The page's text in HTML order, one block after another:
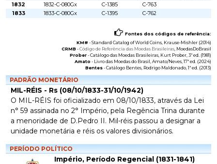
1832 1832-C-080Gx C-1385
C-763
1833
1833-C-080Gx C-1395 C-762
Fontes dos códigos de referência:
KM# -Standard Catalog of World Coins , Krause-Mishler (2014)
CRMB -Código de Referência das Moedas Brasileiras , MoedasDoBrasil
Prober-Catálogo das Moedas Brasileiras , Kurt Prober, 3ª ed. (1981)
Amato - Livro das Moedas do Brasil , Amato/Neves, 17ª ed. (2024)
Bentes-Catálogo Bentes , Rodrigo Maldonado, 1ª ed. (2013)
PADRÃO MONETÁRIO
MIL-RÉIS - Rs (08/10/1833-31/10/1942)
O MIL-RÉIS foi oficializado em 08/10/1833, através da Lei
n° 59 assinada no 2° Império, pela Regência Trina durante
a menoridade de D.Pedro II. Mil-réis passou a designar a
unidade monetária e réis os valores divisionários.
PERÍODO POLÍTICO
Império, Período Regencial (1831-1841)